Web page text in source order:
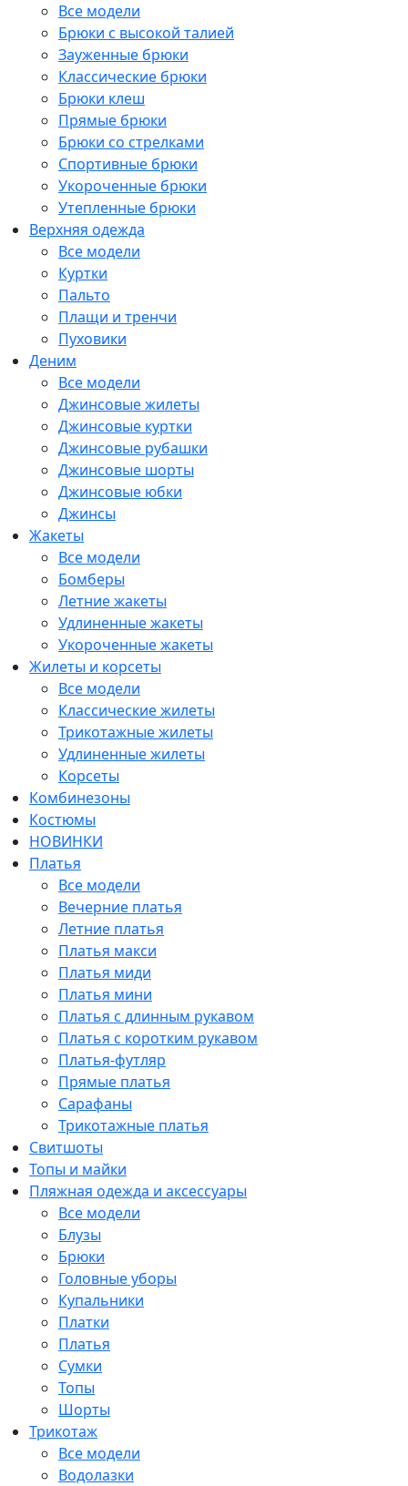
Все модели
Брюки с высокой талией
Зауженные брюки
Классические брюки
Брюки клеш
Прямые брюки
Брюки со стрелками
Спортивные брюки
Укороченные брюки
Утепленные брюки
Верхняя одежда
Все модели
Куртки
Пальто
Плащи и тренчи
Пуховики
Деним
Все модели
Джинсовые жилеты
Джинсовые куртки
Джинсовые рубашки
Джинсовые шорты
Джинсовые юбки
Джинсы
Жакеты
Все модели
Бомберы
Летние жакеты
Удлиненные жакеты
Укороченные жакеты
Жилеты и корсеты
Все модели
Классические жилеты
Трикотажные жилеты
Удлиненные жилеты
Корсеты
Комбинезоны
Костюмы
НОВИНКИ
Платья
Все модели
Вечерние платья
Летние платья
Платья макси
Платья миди
Платья мини
Платья с длинным рукавом
Платья с коротким рукавом
Платья-футляр
Прямые платья
Сарафаны
Трикотажные платья
Свитшоты
Топы и майки
Пляжная одежда и аксессуары
Все модели
Блузы
Брюки
Головные уборы
Купальники
Платки
Платья
Сумки
Топы
Шорты
Трикотаж
Все модели
Водолазки